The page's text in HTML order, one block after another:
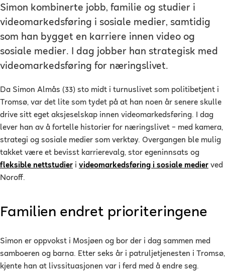
Simon kombinerte jobb, familie og studier i
videomarkedsføring i sosiale medier, samtidig
som han bygget en karriere innen video og
sosiale medier. I dag jobber han strategisk med
videomarkedsføring for næringslivet.
Da Simon Almås (33) sto midt i turnuslivet som politibetjent i
Tromsø, var det lite som tydet på at han noen år senere skulle
drive sitt eget aksjeselskap innen videomarkedsføring. I dag
lever han av å fortelle historier for næringslivet – med kamera,
strategi og sosiale medier som verktøy. Overgangen ble mulig
takket være et bevisst karrierevalg, stor egeninnsats og
fleksible nettstudier i videomarkedsføring i sosiale medier ved
Noroff.
Familien endret prioriteringene
Simon er oppvokst i Mosjøen og bor der i dag sammen med
samboeren og barna. Etter seks år i patruljetjenesten i Tromsø,
kjente han at livssituasjonen var i ferd med å endre seg.